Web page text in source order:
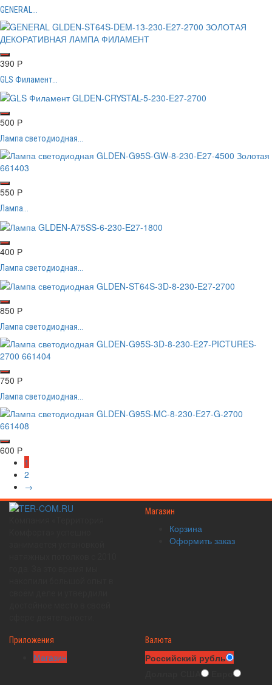
GENERAL...
390 Р
GLS Филамент...
500 Р
Лампа светодиодная...
550 Р
Лампа...
400 Р
Лампа светодиодная...
850 Р
Лампа светодиодная...
750 Р
Лампа светодиодная...
600 Р
1
2
→
Магазин
Корзина
Оформить заказ
Приложения
Магазин
Валюта
Российский рубль